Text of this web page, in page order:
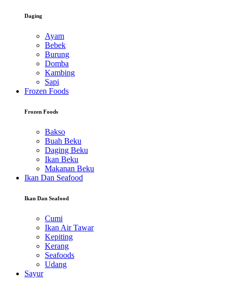
Daging
Ayam
Bebek
Burung
Domba
Kambing
Sapi
Frozen Foods
Frozen Foods
Bakso
Buah Beku
Daging Beku
Ikan Beku
Makanan Beku
Ikan Dan Seafood
Ikan Dan Seafood
Cumi
Ikan Air Tawar
Kepiting
Kerang
Seafoods
Udang
Sayur